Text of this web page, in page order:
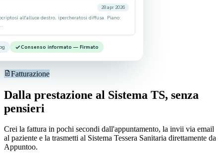
28 apr 2026
all'alluce destro, ipercheratosi diffusa. Piano:
Consenso informato — Firmato
Fatturazione
Dalla prestazione al Sistema TS, senza
pensieri
Crei la fattura in pochi secondi dall'appuntamento, la invii via email
al paziente e la trasmetti al Sistema Tessera Sanitaria direttamente da
Appuntoo.